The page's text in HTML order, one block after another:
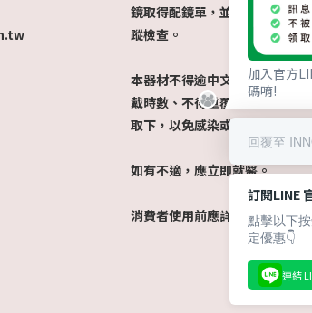
鏡取得配鏡單，並定期接受眼科
蹤檢查。
本器材不得逾中文說明書建議之
戴時數、不得重覆配戴，於就寢
取下，以免感染或潰瘍。
如有不適，應立即就醫。
消費者使用前應詳閱產品說明書
加入官方
碼唷!
回覆至
訂閱LINE
點擊以下
定優惠👇
連結